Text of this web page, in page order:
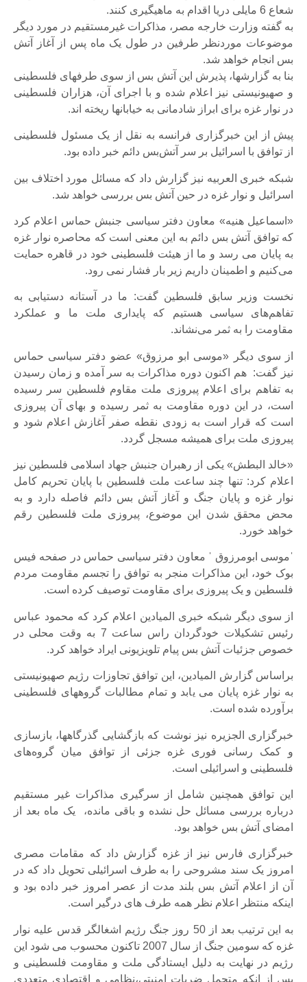
شعاع 6 مایلی دریا اقدام به ماهیگیری کنند.
به گفته وزارت خارجه مصر، مذاکرات غیرمستقیم در مورد دیگر
موضوعات موردنظر طرفین در طول یک ماه پس از آغاز آتش
بس انجام خواهد شد.
بنا به گزارشها، پذیرش این آتش بس از سوی طرفهای فلسطینی
و صهیونیستی نیز اعلام شده و با اجرای آن، هزاران فلسطینی
در نوار غزه برای ابراز شادمانی به خیابانها ریخته اند.
پیش از این خبرگزاری فرانسه به نقل از یک مسئول فلسطینی
از توافق با اسرائیل بر سر آتش‌بس دائم خبر داده بود.
شبکه خبری العربیه نیز گزارش داد که مسائل مورد اختلاف بین
اسرائیل و نوار غزه در حین آتش بس بررسی خواهد شد.
«اسماعیل هنیه» معاون دفتر سیاسی جنبش حماس اعلام کرد
که توافق آتش بس دائم به این معنی است که محاصره نوار غزه
به پایان می رسد و ما از هیئت فلسطینی خود در قاهره حمایت
می‌کنیم و اطمینان داریم زیر بار فشار نمی رود.
نخست وزیر سابق فلسطین گفت: ما در آستانه دستیابی به
تفاهم‌های سیاسی هستیم که پایداری ملت ما و عملکرد
مقاومت را به ثمر می‌نشاند.
از سوی دیگر «موسی ابو مرزوق» عضو دفتر سیاسی حماس
نیز گفت: هم اکنون دوره مذاکرات به سر آمده و زمان رسیدن
به تفاهم برای اعلام پیروزی ملت مقاوم فلسطین سر رسیده
است، در این دوره مقاومت به ثمر رسیده و بهای آن پیروزی
است که قرار است به زودی نقطه صفر آغازش اعلام شود و
پیروزی ملت برای همیشه مسجل گردد.
«خالد البطش» یکی از رهبران جنبش جهاد اسلامی فلسطین نیز
اعلام کرد: تنها چند ساعت ملت فلسطین با پایان تحریم کامل
نوار غزه و پایان جنگ و آغاز آتش بس دائم فاصله دارد و به
محض محقق شدن این موضوع، پیروزی ملت فلسطین رقم
خواهد خورد.
ˈموسی ابومرزوق ˈ معاون دفتر سیاسی حماس در صفحه فیس
بوک خود، این مذاکرات منجر به توافق را تجسم مقاومت مردم
فلسطین و یک پیروزی برای مقاومت توصیف کرده است.
از سوی دیگر شبکه خبری المیادین اعلام کرد که محمود عباس
رئیس تشکیلات خودگردان راس ساعت 7 به وقت محلی در
خصوص جزئیات آتش بس پیام تلویزیونی ایراد خواهد کرد.
براساس گزارش المیادین، این توافق تجاوزات رژیم صهیونیستی
به نوار غزه پایان می یابد و تمام مطالبات گروههای فلسطینی
برآورده شده است.
خبرگزاری الجزیره نیز نوشت که بازگشایی گذرگاهها، بازسازی
و کمک رسانی فوری غزه جزئی از توافق میان گروه‌های
فلسطینی و اسرائیلی است.
این توافق همچنین شامل از سرگیری مذاکرات غیر مستقیم
درباره بررسی مسائل حل نشده و باقی مانده، یک ماه بعد از
امضای آتش بس خواهد بود.
خبرگزاری فارس نیز از غزه گزارش داد که مقامات مصری
امروز یک سند مشروحی را به طرف اسرائیلی تحویل داد که در
آن از اعلام آتش بس بلند مدت از عصر امروز خبر داده بود و
اینکه منتظر اعلام نظر همه طرف های درگیر است.
به این ترتیب بعد از 50 روز جنگ رژیم اشغالگر قدس علیه نوار
غزه که سومین جنگ از سال 2007 تاکنون محسوب می شود این
رژیم در نهایت به دلیل ایستادگی ملت و مقاومت فلسطینی و
پس از انکه متحمل ضربات امنیتی،‌نظامی و اقتصادی متعددی